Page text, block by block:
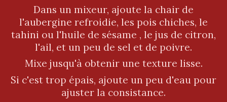
Dans un mixeur, ajoute la chair de
l'aubergine refroidie, les pois chiches, le
tahini ou l'huile de sésame , le jus de citron,
l'ail, et un peu de sel et de poivre.
Mixe jusqu'à obtenir une texture lisse.
Si c'est trop épais, ajoute un peu d'eau pour
ajuster la consistance.